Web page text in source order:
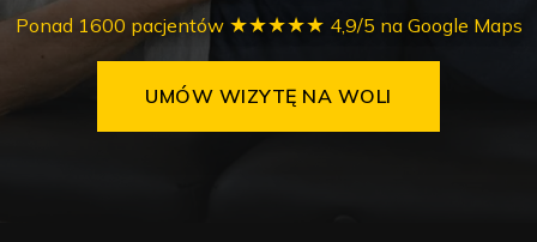
Ponad 1600 pacjentów ★★★★★ 4,9/5 na Google Maps
UMÓW WIZYTĘ NA WOLI